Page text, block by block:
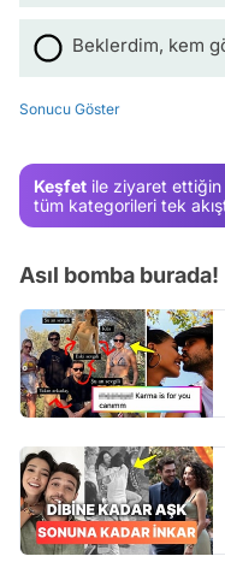
Beklerdim, kem
Sonucu Göster
Keşfet ile ziyaret ettiğin
tüm kategorileri tek
Asıl bomba burada!